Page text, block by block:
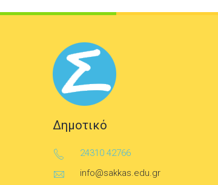
Δημοτικό
24310 42766
info@sakkas.edu.gr